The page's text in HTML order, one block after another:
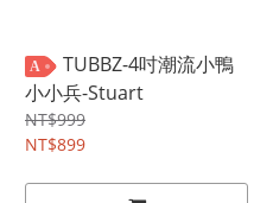
A
TUBBZ-4吋潮流小鴨
小小兵-Stuart
NT$999
NT$899